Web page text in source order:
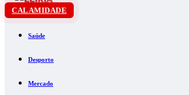
CALAMIDADE
Saúde
Desporto
Mercado